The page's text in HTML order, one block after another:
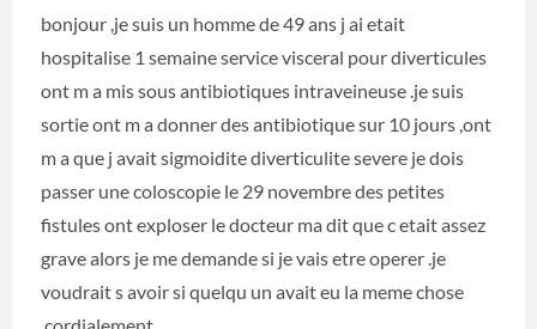
bonjour ,je suis un homme de 49 ans j ai etait
hospitalise 1 semaine service visceral pour diverticules
ont m a mis sous antibiotiques intraveineuse .je suis
sortie ont m a donner des antibiotique sur 10 jours ,ont
m a que j avait sigmoidite diverticulite severe je dois
passer une coloscopie le 29 novembre des petites
fistules ont exploser le docteur ma dit que c etait assez
grave alors je me demande si je vais etre operer .je
voudrait s avoir si quelqu un avait eu la meme chose